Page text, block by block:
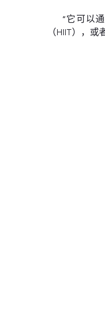
“它可以
（HIIT），